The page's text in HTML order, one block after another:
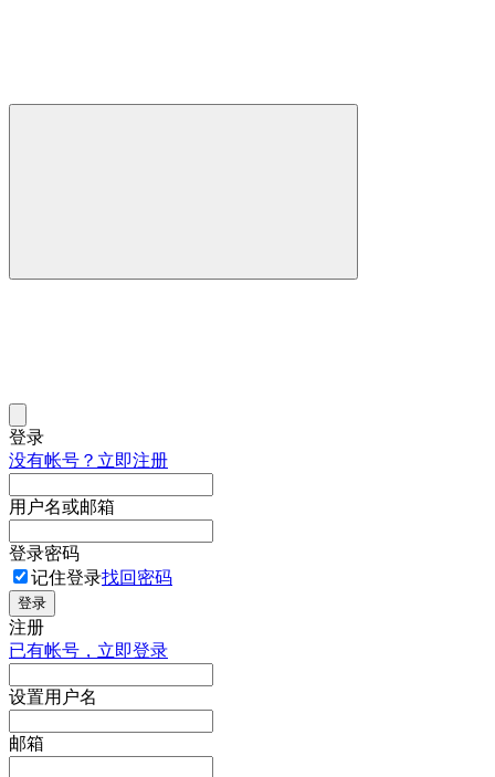
登录
没有帐号？立即注册
用户名或邮箱
登录密码
记住登录找回密码
登录
注册
已有帐号，立即登录
设置用户名
邮箱